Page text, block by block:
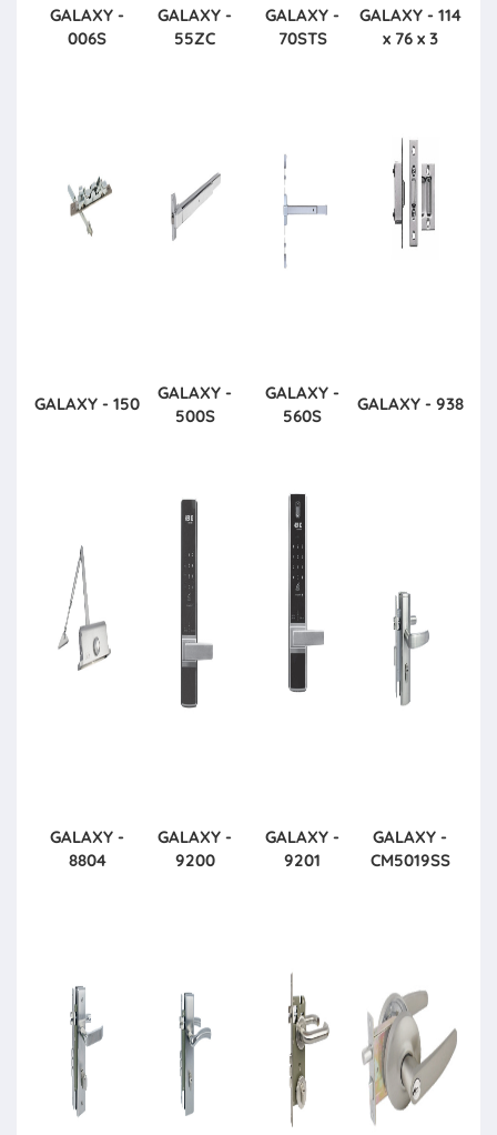
GALAXY -
006S
GALAXY -
55ZC
GALAXY -
70STS
GALAXY - 114
x 76 x 3
GALAXY - 150
GALAXY -
500S
GALAXY -
560S
GALAXY - 938
GALAXY -
8804
GALAXY -
9200
GALAXY -
9201
GALAXY -
CM5019SS